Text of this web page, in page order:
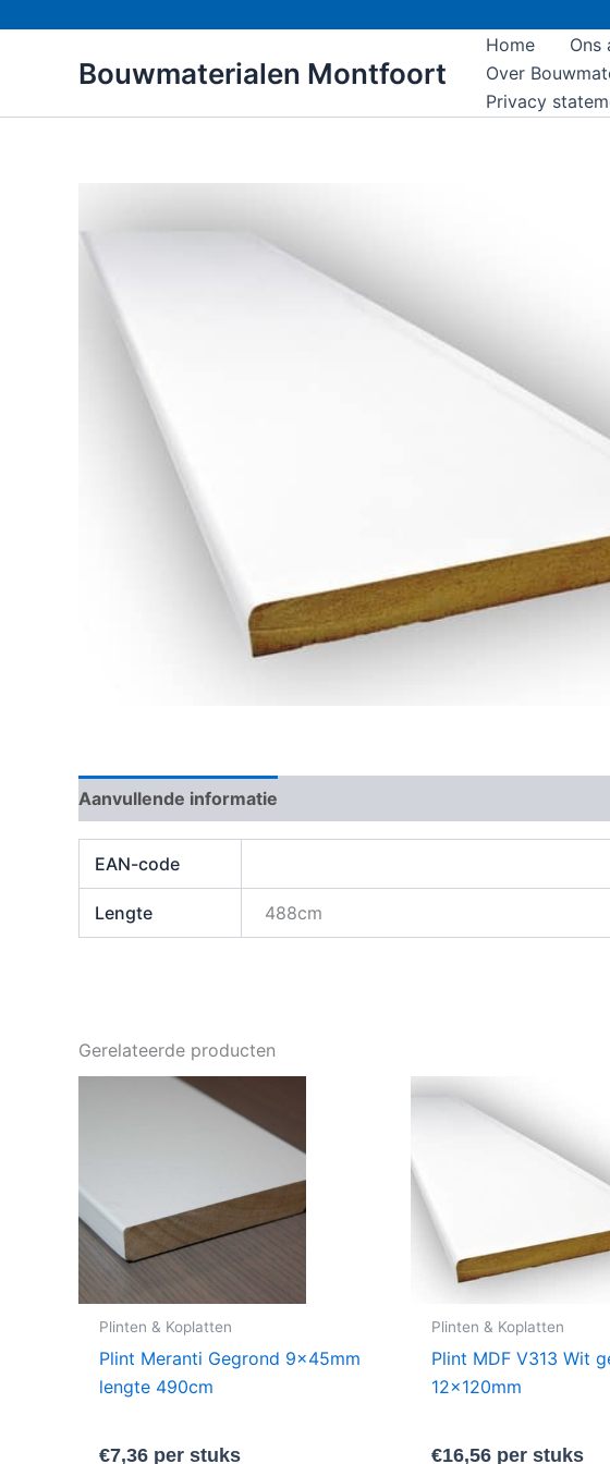
Bouwmaterialen Montfoort
Home Ons
Over
Privacy
Aanvullende informatie
EAN-code
Lengte 488cm
Gerelateerde producten
Plinten & Koplatten
Plint Meranti Gegrond 9x45mm
lengte 490cm
€7,36 per stuks
Plinten & Koplatten
Plint MDF V313 Wit
12x120mm
€16,56 per stuks